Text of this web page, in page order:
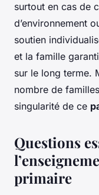
surtout en cas de
d’environnement
soutien
et la famille
sur le long terme.
nombre de
singularité de ce
Questions
primaire